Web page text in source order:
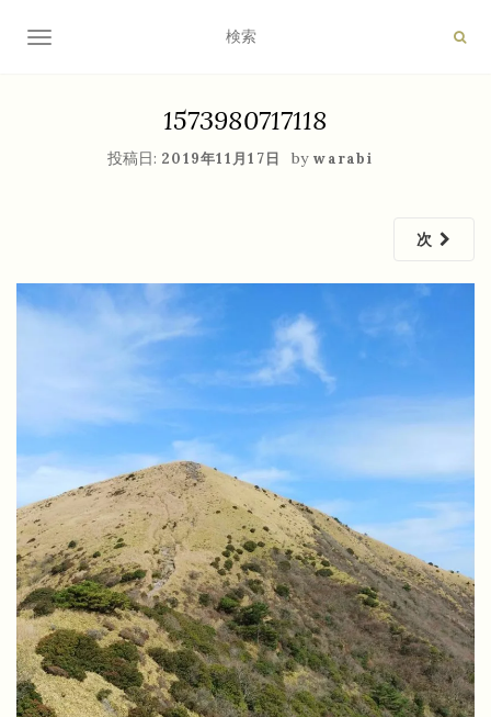
ナビゲーション切り替え
1573980717118
投稿日: 2019年11月17日 by warabi
次